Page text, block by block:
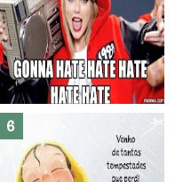
Posso congelar bolo ??